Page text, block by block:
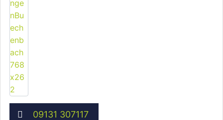
09131 307117